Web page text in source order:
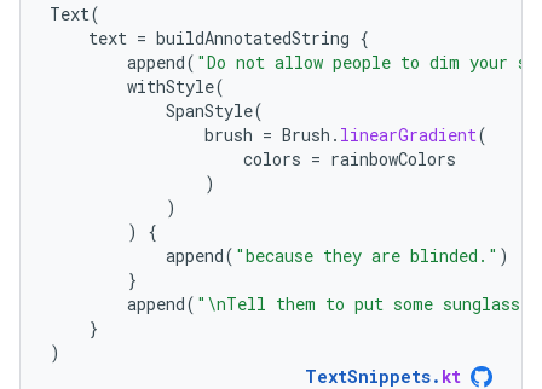
Text(
text = buildAnnotatedString {
append( "Do not allow people to dim your
withStyle(
SpanStyle(
brush = Brush . linearGradient(
colors = rainbowColors
)
)
)
{
append( "because they are blinded." )
}
append( "\nTell them to put some
}
)
TextSnippets. kt